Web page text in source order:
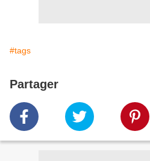
#tags
Partager